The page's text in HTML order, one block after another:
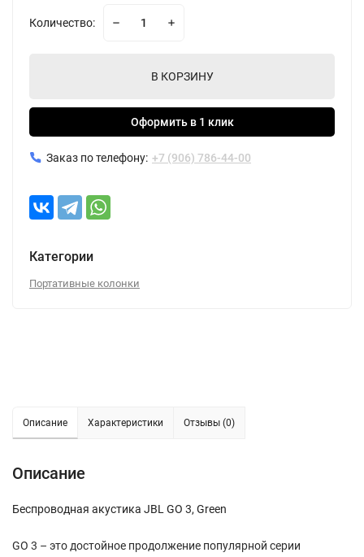
Количество:
В КОРЗИНУ
Оформить в 1 клик
Заказ по телефону: +7 (906) 786-44-00
Категории
Портативные колонки
Описание Характеристики Отзывы (0)
Описание
Беспроводная акустика JBL GO 3, Green
GO 3 – это достойное продолжение популярной серии